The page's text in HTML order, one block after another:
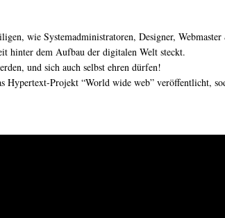
wie Systemadministratoren, Designer,
hinter dem Aufbau der digitalen Welt steckt.
und sich auch selbst ehren dürfen!
Projekt “World wide web” veröffentlicht,